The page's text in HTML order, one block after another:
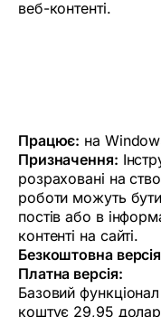
веб-контенті.
Працює: на
Призначення:
розраховані на
роботи можуть бути
постів або в
контенті на сайті.
Безкоштовна
Платна версія:
Базовий
коштує 29,95